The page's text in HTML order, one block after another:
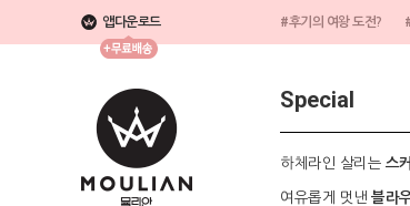
앱다운로드 #후기의 여왕 도전?
Special
하체라인 살리는 스
여유롭게 멋낸 블라